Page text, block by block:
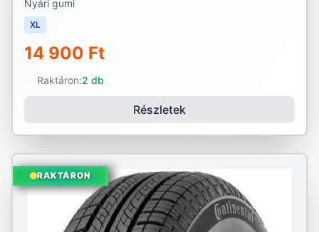
Nyári gumi
XL
14 900 Ft
Raktáron:2 db
Részletek
RAKTÁRON